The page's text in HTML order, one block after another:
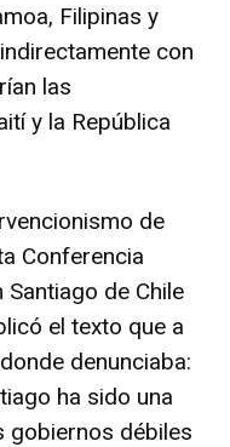
Filipinas y
con
las
y la República
de
Conferencia
de Chile
el texto que a
denunciaba:
ha sido una
gobiernos débiles